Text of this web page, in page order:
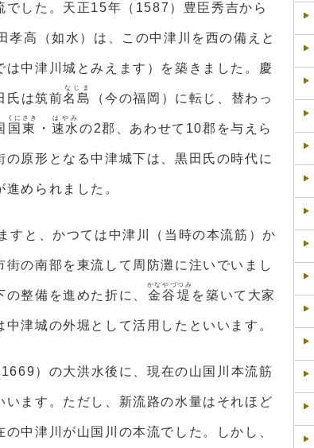
した。天正15年（1587）豊臣秀吉から
高（如水）は、この中津川を西の備えと
中津川城とみえます）を築きました。慶
氏は筑前名島
なじま
（今の福岡）に転じ、替わっ
国東
くにさき
・ 速水
はやみ
の2郡、あわせて10郡を与えら
原形となる中津城下は、黒田氏の時代に
められました。
すと、かつては中津川（当時の本流筋）か
街の南部を東流して周防灘に注いでいまし
整備を進めた折に、 金谷堤
かなやづつみ
を築いて大家
津城の外堀として活用したといいます。
）の大洪水後に、現在の山国川本流筋
ます。ただし、新流路の水量はそれほど
中津川が山国川の本流でした。しかし、